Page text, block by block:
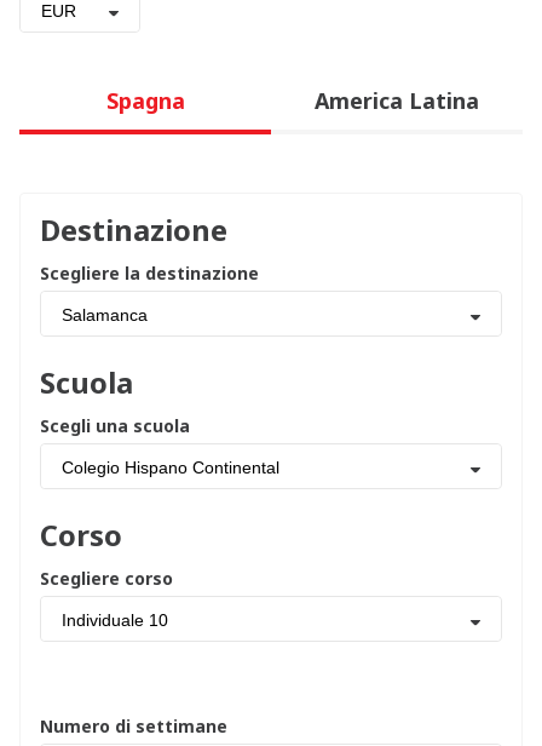
EUR
Spagna America Latina
Destinazione
Scegliere la destinazione
Salamanca
Scuola
Scegli una scuola
Colegio Hispano Continental
Corso
Scegliere corso
Individuale 10
Numero di settimane